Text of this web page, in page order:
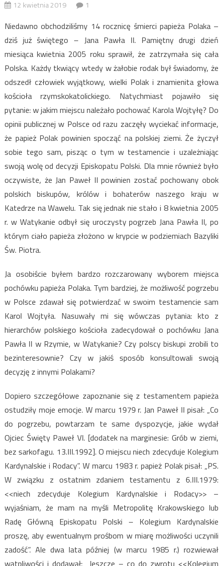
12 kwietnia 2019 1
Niedawno obchodziliśmy 14 rocznicę śmierci papieża Polaka –
dziś już świętego – Jana Pawła II. Pamiętny drugi dzień
miesiąca kwietnia 2005 roku sprawił, że zatrzymała się cała
Polska. Każdy tkwiący wtedy w żałobie rodak był świadomy, że
odszedł człowiek wyjątkowy, wielki Polak i znamienita głowa
kościoła rzymskokatolickiego. Natychmiast pojawiło się
pytanie: w jakim miejscu należało pochować Karola Wojtyłę? Do
opinii publicznej w Polsce od razu zaczęły wyciekać informacje,
że papież Polak powinien spocząć na polskiej ziemi. Że życzył
sobie tego sam, pisząc o tym w testamencie i uzależniając
swoją wolę od decyzji Episkopatu Polski. Dla mnie również było
oczywiste, że Jan Paweł II powinien zostać pochowany obok
polskich biskupów, królów i bohaterów naszego kraju w
Katedrze na Wawelu. Tak się jednak nie stało i 8 kwietnia 2005
r. w Watykanie odbył się uroczysty pogrzeb Jana Pawła II, po
którym ciało papieża złożono w krypcie w podziemiach Bazyliki
Św. Piotra.
Ja osobiście byłem bardzo rozczarowany wyborem miejsca
pochówku papieża Polaka. Tym bardziej, że możliwość pogrzebu
w Polsce zdawał się potwierdzać w swoim testamencie sam
Karol Wojtyła. Nasuwały mi się wówczas pytania: kto z
hierarchów polskiego kościoła zadecydował o pochówku Jana
Pawła II w Rzymie, w Watykanie? Czy polscy biskupi zrobili to
bezinteresownie? Czy w jakiś sposób konsultowali swoją
decyzję z innymi Polakami?
Dopiero szczegółowe zapoznanie się z testamentem papieża
ostudziły moje emocje. W marcu 1979 r. Jan Paweł II pisał: „Co
do pogrzebu, powtarzam te same dyspozycje, jakie wydał
Ojciec Święty Paweł VI. [dodatek na marginesie: Grób w ziemi,
bez sarkofagu. 13.III.1992]. O miejscu niech zdecyduje Kolegium
Kardynalskie i Rodacy”. W marcu 1983 r. papież Polak pisał: „PS.
W związku z ostatnim zdaniem testamentu z 6.III.1979:
<<niech zdecyduje Kolegium Kardynalskie i Rodacy>> –
wyjaśniam, że mam na myśli Metropolitę Krakowskiego lub
Radę Główną Episkopatu Polski – Kolegium Kardynalskie
proszę, aby ewentualnym prośbom w miarę możliwości uczynili
zadość”. Ale dwa lata później (w marcu 1985 r.) rozwiewał
wątpliwości i dodawał: „Jeszcze – co do zwrotu <<Kolegium